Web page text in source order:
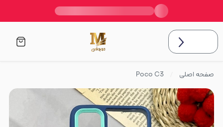
صفحه اصلی Poco C3